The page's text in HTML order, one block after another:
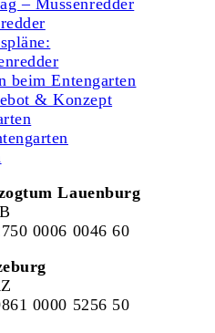
– Müssenredder
beim Entengarten
& Konzept
Lauenburg
0006 0046 60
0000 5256 50